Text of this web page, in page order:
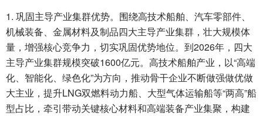
1. 巩固主导产业集群优势。围绕高技术船舶、汽车零部件、
机械装备、金属材料及制品四大主导产业集群，壮大规模体
量，增强核心竞争力，切实巩固优势地位。到2026年，四大
主导产业集群规模突破1600亿元。高技术船舶产业，以“高端
化、智能化、绿色化”为方向，推动骨干企业不断做强做优做
大主业，提升LNG双燃料动力船、大型气体运输船等“两高”船
型占比，牵引带动关键核心材料和高端装备产业集聚，构建